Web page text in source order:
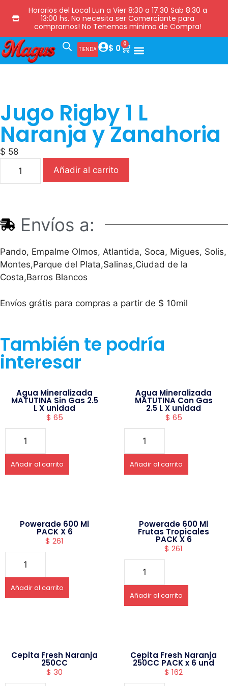
Horarios del Local Lun a Vier 8:30 a 17:30 Sab 8:30 a
13:00 hs. No necesita ser Comerciante para
comprarnos! No Tenemos minimo de Compra!
TIENDA $ 0 0
Jugo Rigby 1 L
Naranja y Zanahoria
$ 58
Añadir al carrito
Envíos a:
Pando, Empalme Olmos, Atlantida, Soca, Migues, Solis,
Montes,Parque del Plata,Salinas,Ciudad de la
Costa,Barros Blancos
Envíos grátis para compras a partir de $ 10mil
También te podría
interesar
Agua Mineralizada
MATUTINA Sin Gas 2.5
L X unidad
$ 65
Añadir al carrito
Agua Mineralizada
MATUTINA Con Gas
2.5 L X unidad
$ 65
Añadir al carrito
Powerade 600 Ml
PACK X 6
$ 261
Añadir al carrito
Powerade 600 Ml
Frutas Tropicales
PACK X 6
$ 261
Añadir al carrito
Cepita Fresh Naranja
250CC
$ 30
Cepita Fresh Naranja
250CC PACK x 6 und
$ 162